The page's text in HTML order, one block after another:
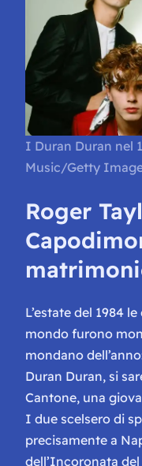
I Duran Duran nel
Music/Getty
Roger
L’estate del 1984
mondo furono
mondano
Duran Duran, si
Cantone, una
I due scelsero di
precisamente a
dell’Incoronata